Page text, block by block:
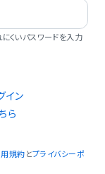
くいパスワードを入力
イン
ら
規約 とプライバシーポ